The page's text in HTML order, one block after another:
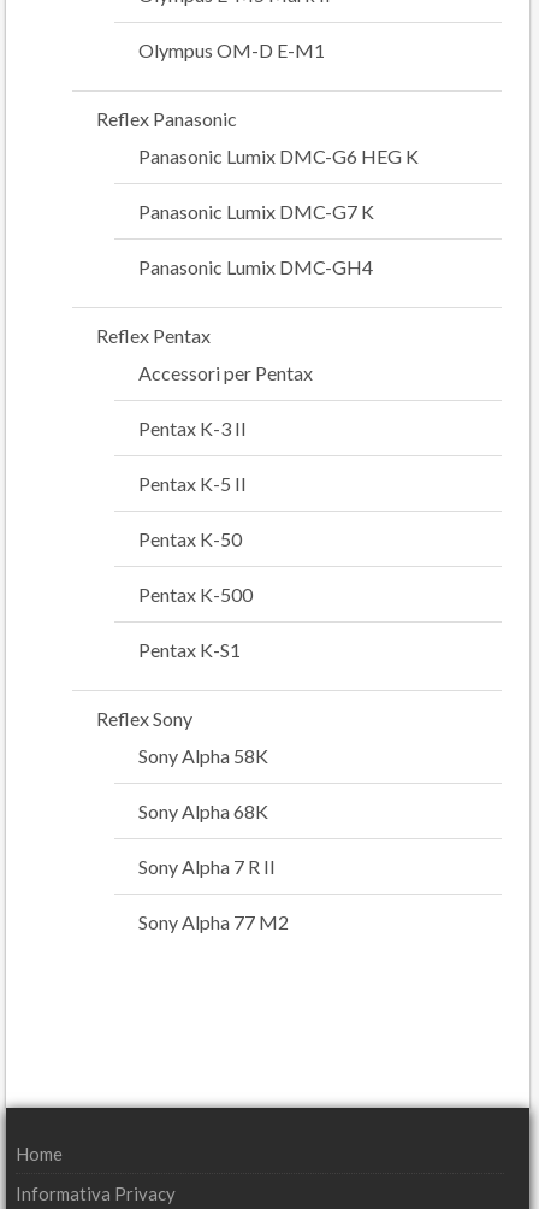
Olympus OM-D E-M1
Reflex Panasonic
Panasonic Lumix DMC-G6 HEG K
Panasonic Lumix DMC-G7 K
Panasonic Lumix DMC-GH4
Reflex Pentax
Accessori per Pentax
Pentax K-3 II
Pentax K-5 II
Pentax K-50
Pentax K-500
Pentax K-S1
Reflex Sony
Sony Alpha 58K
Sony Alpha 68K
Sony Alpha 7 R II
Sony Alpha 77 M2
Home
Informativa Privacy